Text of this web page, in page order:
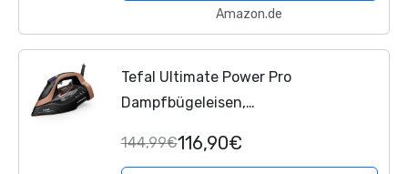
Amazon.de
Tefal Ultimate Power Pro
Dampfbügeleisen,
g/min kont. Dampfabgabe, 300
144,99€116,90€